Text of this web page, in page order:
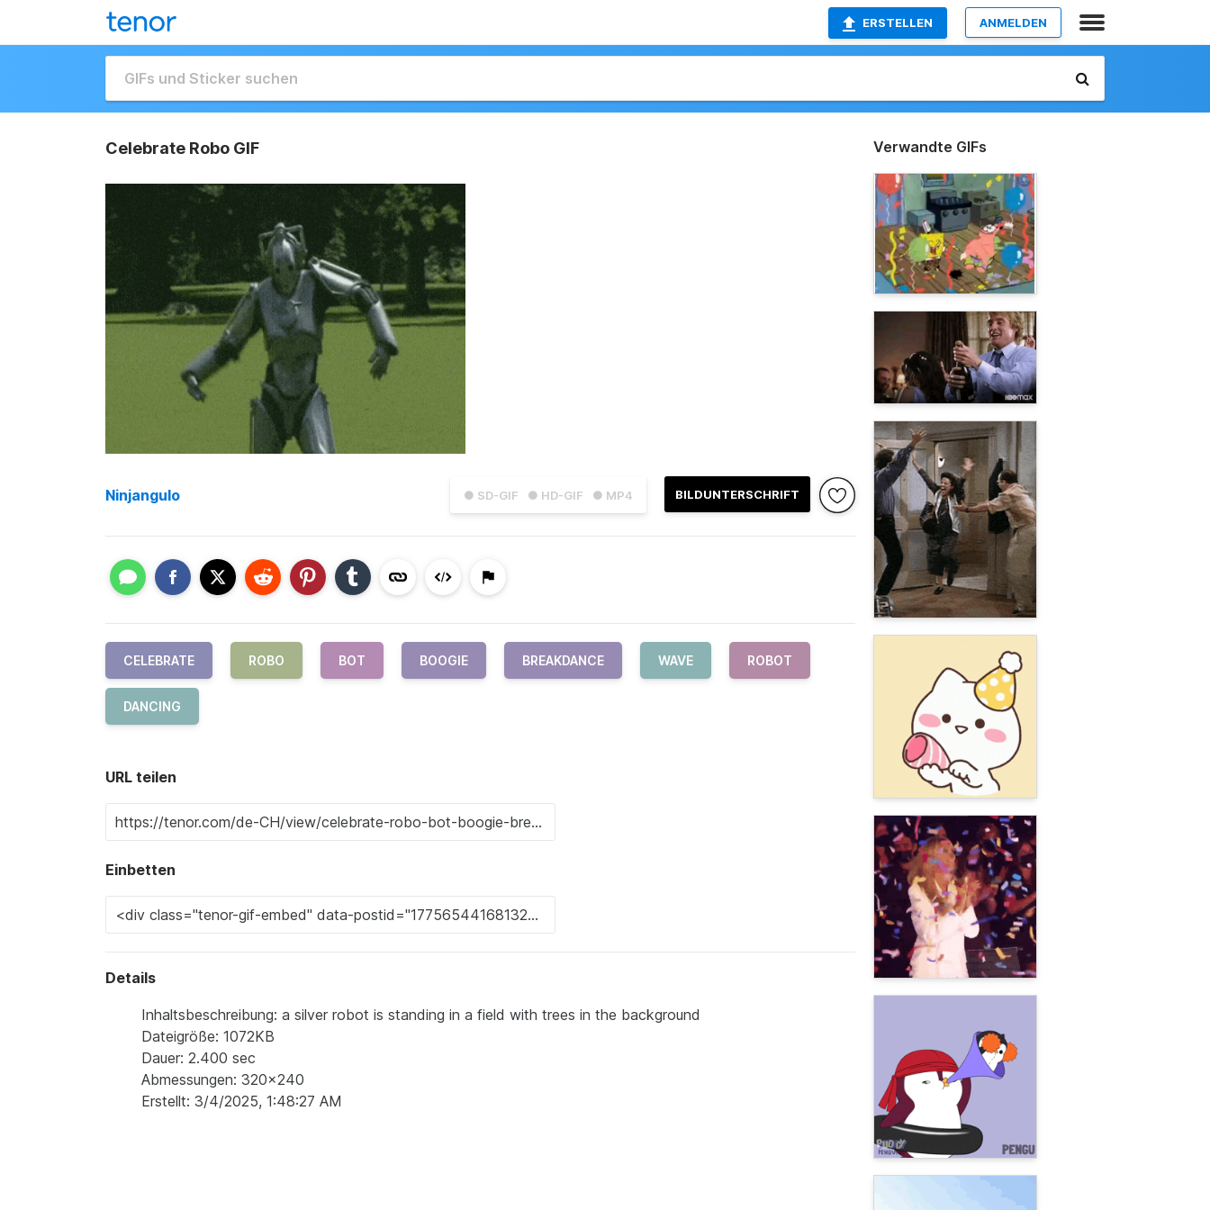
ERSTELLEN ANMELDEN
Celebrate Robo GIF
● SD-GIF ● HD-GIF ● MP4 BILDUNTERSCHRIFT
Ninjangulo
CELEBRATE ROBO BOT BOOGIE BREAKDANCE WAVE ROBOT
DANCING
URL teilen
Einbetten
Details
Inhaltsbeschreibung: a silver robot is standing in a field with trees in the background
Dateigröße: 1072KB
Dauer: 2.400 sec
Abmessungen: 320x240
Erstellt: 3/4/2025, 1:48:27 AM
Verwandte GIFs